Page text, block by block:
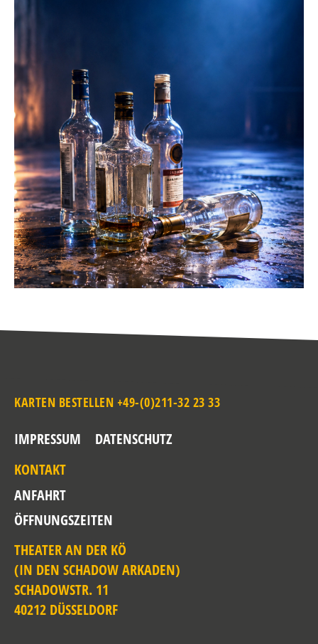
KARTEN BESTELLEN +49-(0)211-32 23 33
IMPRESSUM
DATENSCHUTZ
KONTAKT
ANFAHRT
ÖFFNUNGSZEITEN
THEATER AN DER KÖ
(IN DEN SCHADOW ARKADEN)
SCHADOWSTR. 11
40212 DÜSSELDORF